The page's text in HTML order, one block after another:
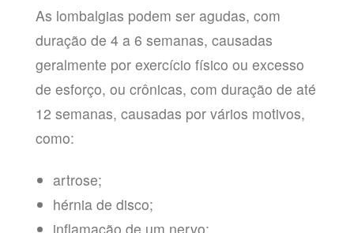
As lombalgias podem ser agudas, com
duração de 4 a 6 semanas, causadas
geralmente por exercício físico ou excesso
de esforço, ou crônicas, com duração de até
12 semanas, causadas por vários motivos,
como:
artrose;
hérnia de disco;
inflamação de um nervo;